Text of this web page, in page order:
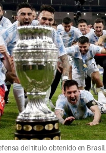
del título obtenido en Brasil.